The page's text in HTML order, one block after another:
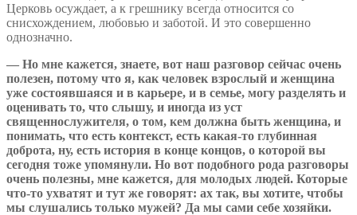
Церковь осуждает, а к грешнику всегда относится со
снисхождением, любовью и заботой. И это совершенно
однозначно.
— Но мне кажется, знаете, вот наш разговор сейчас очень
полезен, потому что я, как человек взрослый и женщина
уже состоявшаяся и в карьере, и в семье, могу разделять и
оценивать то, что слышу, и иногда из уст
священнослужителя, о том, кем должна быть женщина, и
понимать, что есть контекст, есть какая-то глубинная
доброта, ну, есть история в конце концов, о которой вы
сегодня тоже упомянули. Но вот подобного рода разговоры
очень полезны, мне кажется, для молодых людей. Которые
что-то ухватят и тут же говорят: ах так, вы хотите, чтобы
мы слушались только мужей? Да мы сами себе хозяйки.